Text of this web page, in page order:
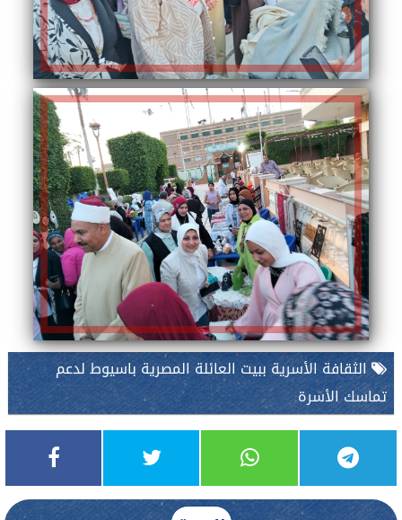
الثقافة الأسرية ببيت العائلة المصرية باسيوط لدعم
تماسك الأسرة